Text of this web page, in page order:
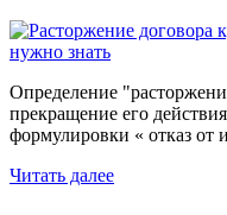
Определение
прекращение его
формулировки « отказ от
Читать далее